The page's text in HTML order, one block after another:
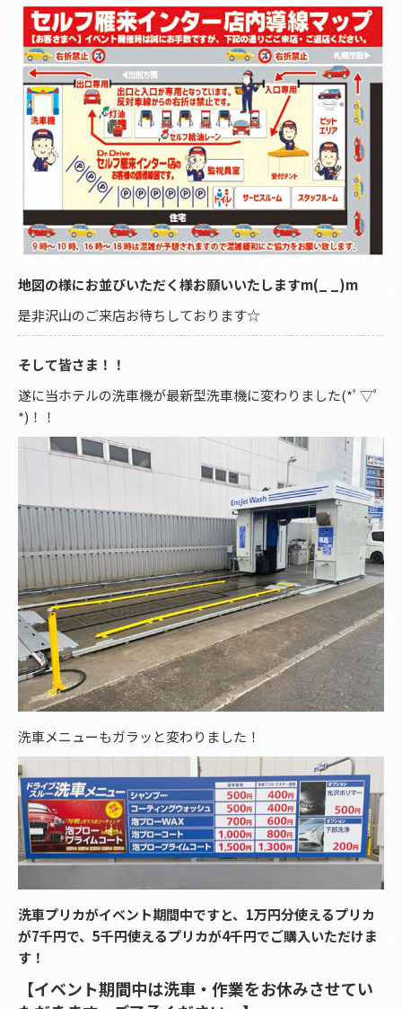
地図の様にお並びいただく様お願いいたしますm(_ _)m
是非沢山のご来店お待ちしております☆
そして皆さま！！
遂に当ホテルの洗車機が最新型洗車機に変わりました(*ﾟ▽ﾟ
*)！！
洗車メニューもガラッと変わりました！
洗車プリカがイベント期間中ですと、1万円分使えるプリカ
が7千円で、5千円使えるプリカが4千円でご購入いただけま
す！
【イベント期間中は洗車・作業をお休みさせてい